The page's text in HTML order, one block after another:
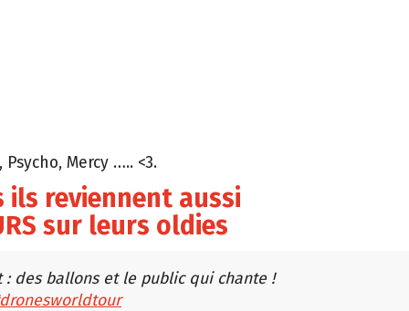
Mercy ….. <3.
ils reviennent aussi
sur leurs oldies
: des ballons et le public qui chante !